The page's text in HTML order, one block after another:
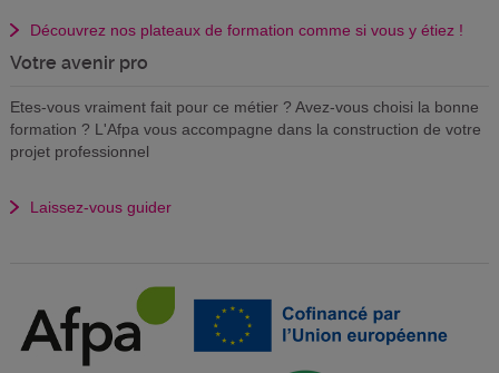
Découvrez nos plateaux de formation comme si vous y étiez !
Votre avenir pro
Etes-vous vraiment fait pour ce métier ? Avez-vous choisi la bonne
formation ? L'Afpa vous accompagne dans la construction de votre
projet professionnel
Laissez-vous guider